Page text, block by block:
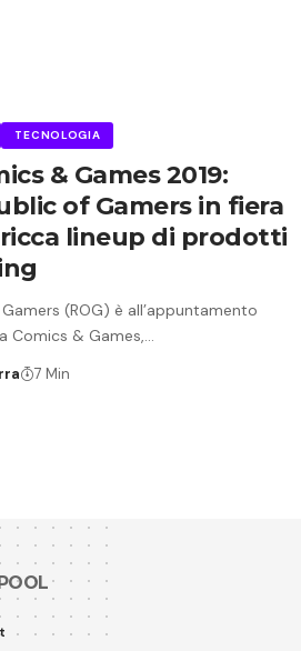
TECNOLOGIA
& Games 2019:
of Gamers in fiera
lineup di prodotti
(ROG) è all’appuntamento
Comics & Games,…
7 Min